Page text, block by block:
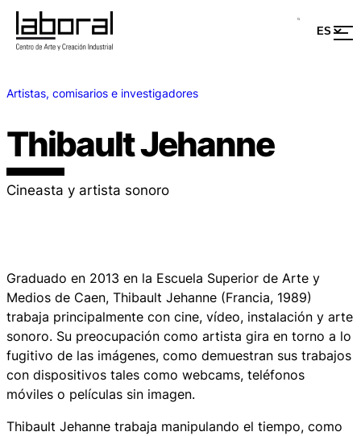
Artistas, comisarios e investigadores
Thibault Jehanne
Cineasta y artista sonoro
Graduado en 2013 en la Escuela Superior de Arte y
Medios de Caen, Thibault Jehanne (Francia, 1989)
trabaja principalmente con cine, vídeo, instalación y arte
sonoro. Su preocupación como artista gira en torno a lo
fugitivo de las imágenes, como demuestran sus trabajos
con dispositivos tales como webcams, teléfonos
móviles o películas sin imagen.
Thibault Jehanne trabaja manipulando el tiempo, como